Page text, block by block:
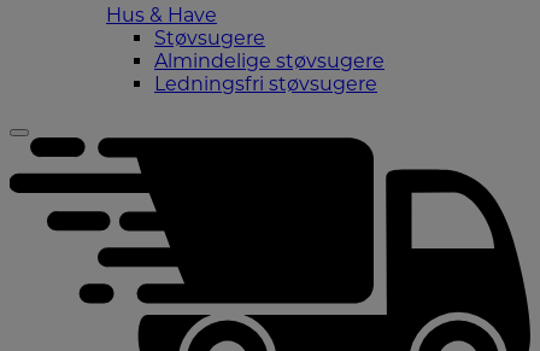
Hus & Have
Støvsugere
Almindelige støvsugere
Ledningsfri støvsugere